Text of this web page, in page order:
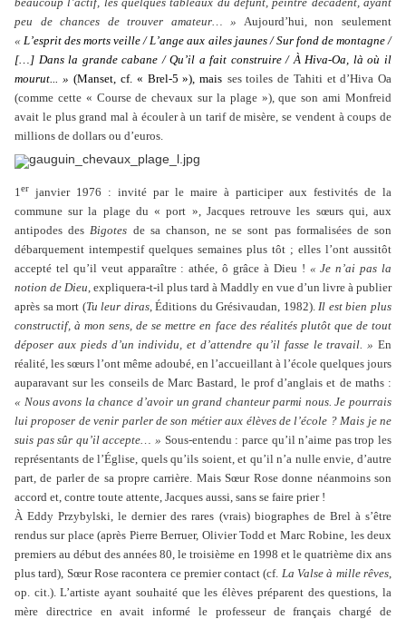
peu de chances de trouver amateur… » Aujourd’hui, non seulement
«L’esprit des morts veille / L’ange aux ailes jaunes / Sur fond de montagne /
[…] Dans la grande cabane / Qu’il a fait construire / À Hiva-Oa, là où il
mourut... » (Manset, cf. « Brel-5 »), mais ses toiles de Tahiti et d’Hiva Oa
(comme cette « Course de chevaux sur la plage »), que son ami Monfreid
avait le plus grand mal à écouler à un tarif de misère, se vendent à coups de
millions de dollars ou d’euros.
1 er janvier 1976 : invité par le maire à participer aux festivités de la
commune sur la plage du « port », Jacques retrouve les sœurs qui, aux
antipodes des Bigotes de sa chanson, ne se sont pas formalisées de son
débarquement intempestif quelques semaines plus tôt ; elles l’ont aussitôt
accepté tel qu’il veut apparaître : athée, ô grâce à Dieu ! « Je n’ai pas la
notion de Dieu , expliquera-t-il plus tard à Maddly en vue d’un livre à publier
après sa mort (Tu leur diras, Éditions du Grésivaudan, 1982). Il est bien plus
constructif, à mon sens, de se mettre en face des réalités plutôt que de tout
déposer aux pieds d’un individu, et d’attendre qu’il fasse le travail. » En
réalité, les sœurs l’ont même adoubé, en l’accueillant à l’école quelques jours
auparavant sur les conseils de Marc Bastard, le prof d’anglais et de maths :
« Nous avons la chance d’avoir un grand chanteur parmi nous. Je pourrais
lui proposer de venir parler de son métier aux élèves de l’école ? Mais je ne
suis pas sûr qu’il accepte… » Sous-entendu : parce qu’il n’aime pas trop les
représentants de l’Église, quels qu’ils soient, et qu’il n’a nulle envie, d’autre
part, de parler de sa propre carrière. Mais Sœur Rose donne néanmoins son
accord et, contre toute attente, Jacques aussi, sans se faire prier !
À Eddy Przybylski, le dernier des rares (vrais) biographes de Brel à s’être
rendus sur place (après Pierre Berruer, Olivier Todd et Marc Robine, les deux
premiers au début des années 80, le troisième en 1998 et le quatrième dix ans
plus tard), Sœur Rose racontera ce premier contact (cf. La Valse à mille rêves
op. cit.). L’artiste ayant souhaité que les élèves préparent des questions, la
mère directrice en avait informé le professeur de français chargé de